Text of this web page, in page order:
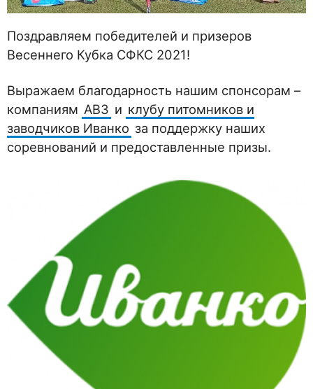
Поздравляем победителей и призеров
Весеннего Кубка СФКС 2021!
Выражаем благодарность нашим спонсорам –
компаниям АВЗ и клубу питомников и
заводчиков Иванко за поддержку наших
соревнований и предоставленные призы.